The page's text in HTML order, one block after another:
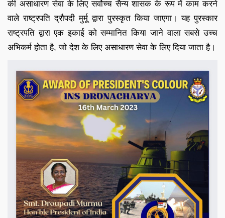
की असाधारण सेवा के लिए सर्वोच्च सैन्य शासक के रूप में काम करने
वाले राष्ट्रपति द्रौपदी मुर्मू द्वारा पुरस्कृत किया जाएगा। यह पुरस्कार
राष्ट्रपति द्वारा एक इकाई को सम्मानित किया जाने वाला सबसे उच्च
अभिकर्म होता है, जो देश के लिए असाधारण सेवा के लिए दिया जाता है।